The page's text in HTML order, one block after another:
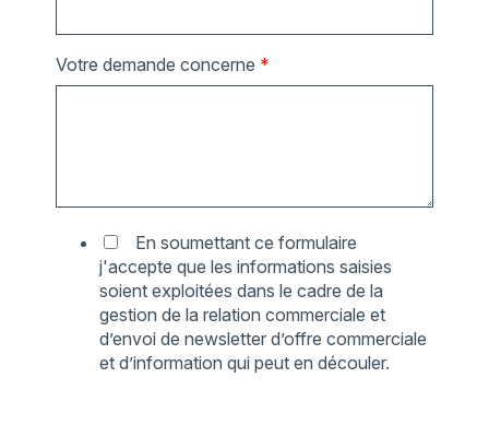
Votre demande concerne *
En soumettant ce formulaire
j'accepte que les informations saisies
soient exploitées dans le cadre de la
gestion de la relation commerciale et
d’envoi de newsletter d’offre commerciale
et d’information qui peut en découler.